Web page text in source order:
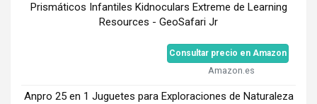
Prismáticos Infantiles Kidnoculars Extreme de Learning
Resources - GeoSafari Jr
Consultar precio en Amazon
Amazon.es
Anpro 25 en 1 Juguetes para Exploraciones de Naturaleza